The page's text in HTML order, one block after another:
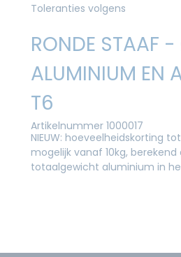
Toleranties volgens
RONDE STAAF
ALUMINIUM EN
T6
Artikelnummer 1000017
NIEUW: hoeveelheidskorting
mogelijk vanaf 10kg, berekend
totaalgewicht aluminium in